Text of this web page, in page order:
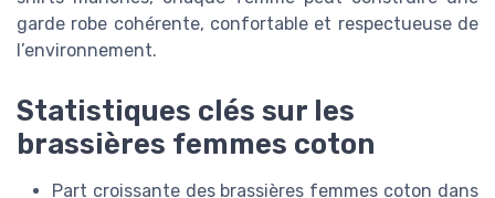
garde robe cohérente, confortable et respectueuse de
l’environnement.
Statistiques clés sur les
brassières femmes coton
Part croissante des brassières femmes coton dans